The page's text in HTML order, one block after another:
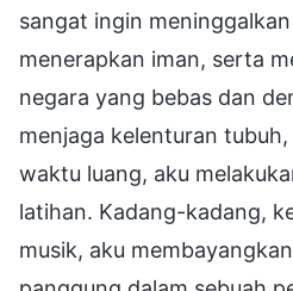
sangat ingin
menerapkan iman, serta
negara yang bebas dan
menjaga kelenturan
waktu luang, aku
latihan. Kadang-kadang,
musik, aku